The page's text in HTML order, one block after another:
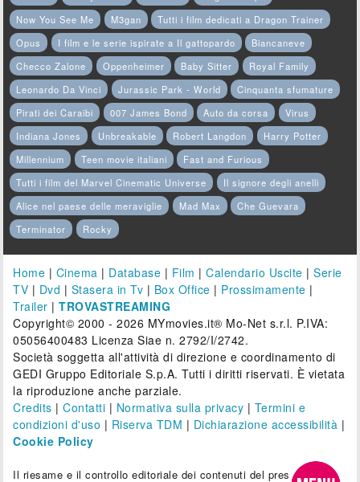
Now You See Me
M3gan
Tutti i film dedicati a Dragon Trainer
Opus
I film e le serie ispirate a Il gattopardo
Biancaneve
Checco Zalone
Oppenheimer Baby Sitter
Royal Family
Leonardo Da Vinci
Jurassic Park - World
Cinquanta sfumature
Pirati dei Caraibi
007 James Bond Auto da corsa
Virus
Indiana Jones
Unbreakable Robert Langdon
Harry Potter
Millennium
Teen movie italiani
Fast and Furious
Tutti i film del Marvel Cinematic Universe
Il signore degli anelli
Alice nel paese delle meraviglie
Mad Max
Che Guevara
Terminator
Rocky
Home | Cinema | Database | Film |Calendario Uscite |Serie
TV | Dvd | Stasera in Tv | Box Office | Prossimamente |
Trailer |TROVASTREAMING
Copyright© 2000 - 2026 MYmovies.it® Mo-Net s.r.l. P.IVA:
05056400483 Licenza Siae n. 2792/I/2742.
Società soggetta all'attività di direzione e coordinamento di
GEDI Gruppo Editoriale S.p.A. Tutti i diritti riservati. È vietata
la riproduzione anche parziale.
Credits |Contatti | Normativa sulla privacy | Termini e
condizioni d'uso | Riserva TDM | Dichiarazione accessibilità |
Cookie Policy
Il riesame e il controllo editoriale dei contenuti del presente sito